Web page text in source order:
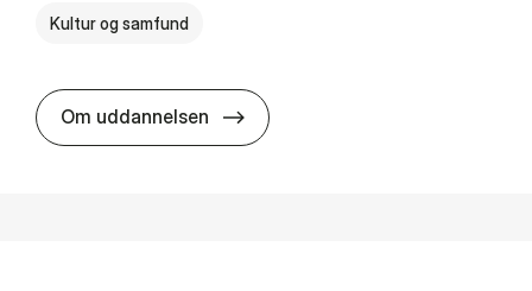
Kultur og samfund
Om uddannelsen BSc in Busi­ness Ad­min­is­tra­tion